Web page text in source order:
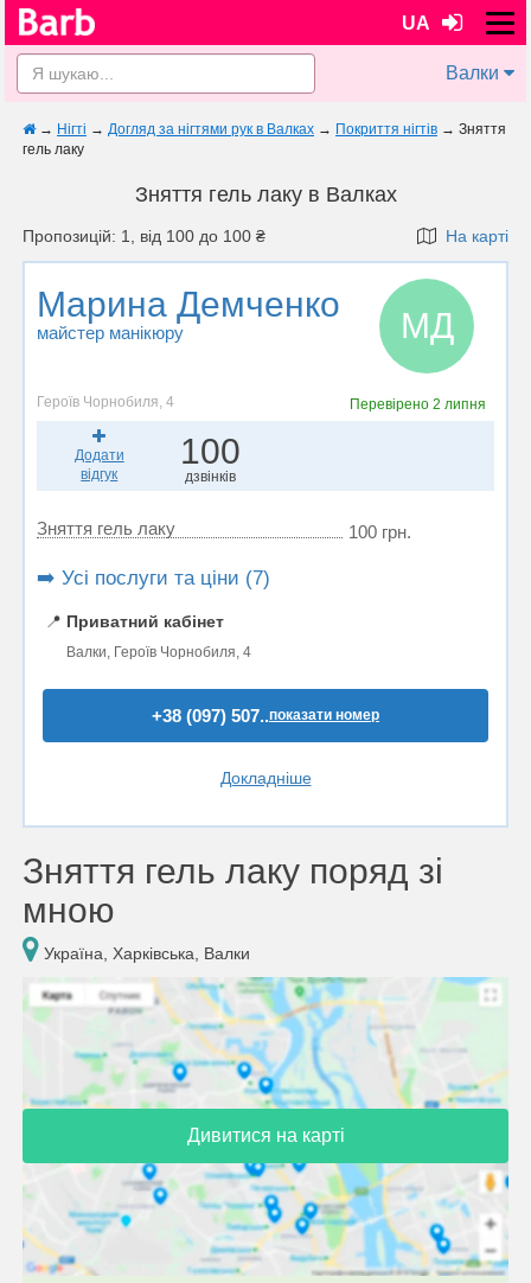
UA
Валки
→ Нігті → Догляд за нігтями рук в Валках → Покриття нігтів → Зняття
гель лаку
Зняття гель лаку в Валках
Пропозицій: 1, від 100 до 100 ₴ На карті
Марина Демченко
майстер манікюру МД
Героїв Чорнобиля, 4 Перевірено2 липня
Додати
відгук
100
дзвінків
Зняття гель лаку 100 грн.
➡️ Усі послуги та ціни (7)
📍 Приватний кабінет
Валки, Героїв Чорнобиля, 4
+38 (097) 507..показати номер
Докладніше
Зняття гель лаку поряд зі
мною
Україна, Харківська, Валки
Дивитися на карті